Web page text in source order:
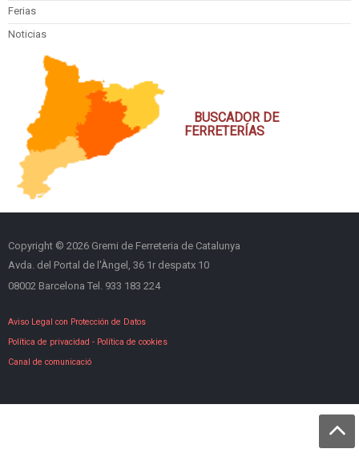
Ferias
Noticias
BUSCADOR DE
FERRETERÍAS
Copyright © 2026 Gremi de Ferreteria de Catalunya
Avda. del Portal de l'Àngel, 36 1r despatx 10
08002 Barcelona Tel. 933 183 224
Aviso Legal con Protección de Datos
Política de privacidad - Política de cookies
Canal de comunicació